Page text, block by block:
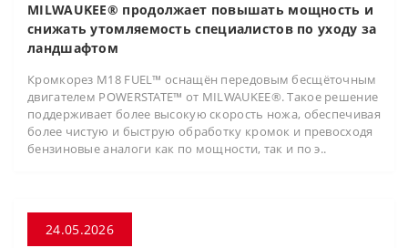
MILWAUKEE® продолжает повышать мощность и
снижать утомляемость специалистов по уходу за
ландшафтом
Кромкорез M18 FUEL™ оснащён передовым бесщёточным
двигателем POWERSTATE™ от MILWAUKEE®. Такое решение
поддерживает более высокую скорость ножа, обеспечивая
более чистую и быструю обработку кромок и превосходя
бензиновые аналоги как по мощности, так и по э..
24.05.2026